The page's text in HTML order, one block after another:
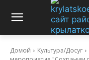
Домой Культура/Досуг